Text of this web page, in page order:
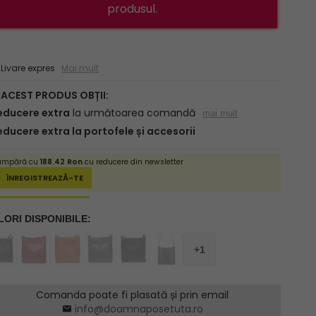
produsul.
expres Mai mult
Comanda poate fi plasată și prin email
info@doamnaposetuta.ro